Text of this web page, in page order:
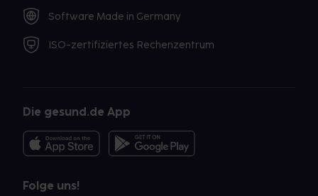
Software Made in Germany
ISO-zertifiziertes Rechenzentrum
Die gesund.de App
Folge uns!